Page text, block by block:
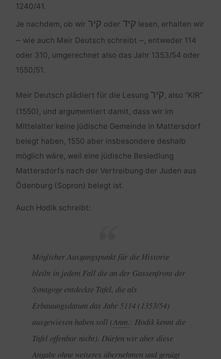
1240/41.
Je nachdem, ob wir קיר oder קיד lesen, erhalten wir
‒ wie auch Meir Deutsch schreibt ‒, entweder 114
oder 310, umgerechnet also das Jahr 1353/54 oder
1550/51.
Meir Deutsch plädiert für die Lesung קיר, also “KIR”
(1550), und argumentiert damit, dass wir im
Mittelalter keine jüdische Gemeinde in Mattersdorf
belegt haben, 1550 aber insbesondere deshalb
möglich wäre, weil eine jüdische Besiedlung
Mattersdorfs nach der Vertreibung der Juden aus
Ödenburg (Sopron) belegt ist.
Auch Hodik schreibt:
Möglicher Ausgangspunkt für die Historie
bleibt in jedem Fall die an der Gassenfront der
Synagoge entdeckte Tafel, die als
Erbauungsdatum das Jahr 5114 (1353/54)
ausgewiesen haben soll (Anm.: Hodik kennt die
Tafel offenbar nicht). Dürfen wir aber diese
Angabe ohne weiteres übernehmen und genügt